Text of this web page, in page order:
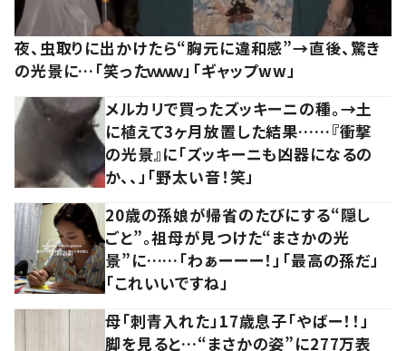
夜、虫取りに出かけたら“胸元に違和感”→直後、驚き
の光景に…「笑ったｗｗｗ」「ギャップww」
メルカリで買ったズッキーニの種。→土
に植えて3ヶ月放置した結果……『衝撃
の光景』に「ズッキーニも凶器になるの
か、、」「野太い音！笑」
20歳の孫娘が帰省のたびにする“隠し
ごと”。祖母が見つけた“まさかの光
景”に……「わぁーーー！」「最高の孫だ」
「これいいですね」
母「刺青入れた」17歳息子「やばー！！」
脚を見ると…“まさかの姿”に277万表